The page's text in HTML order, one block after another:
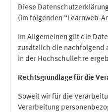
Diese
(im folgenden “Learnweb-
Im Allgemeinen gilt die
zusätzlich die nachfolgend
in der Hochschullehre
Rechtsgrundlage für die
Soweit wir für die
Verarbeitung